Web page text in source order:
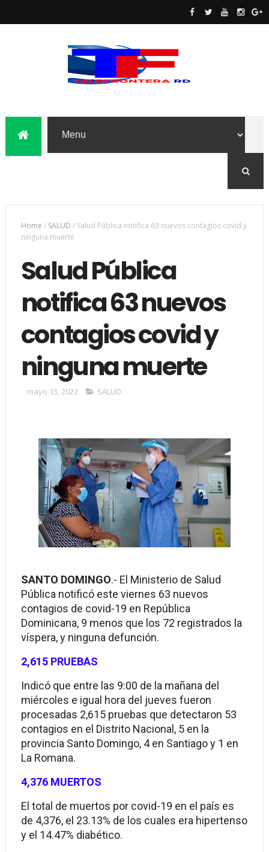
Home / SALUD / Salud Pública notifica 63 nuevos contagios covid y
ninguna muerte
Salud Pública
notifica 63 nuevos
contagios covid y
ninguna muerte
mayo 13, 2022 SALUD
SANTO DOMINGO.- El Ministerio de Salud
Pública notificó este viernes 63 nuevos
contagios de covid-19 en República
Dominicana, 9 menos que los 72 registrados la
víspera, y ninguna defunción.
2,615 PRUEBAS
Indicó que entre las 9:00 de la mañana del
miércoles e igual hora del jueves fueron
procesadas 2,615 pruebas que detectaron 53
contagios en el Distrito Nacional, 5 en la
provincia Santo Domingo, 4 en Santiago y 1 en
La Romana.
4,376 MUERTOS
El total de muertos por covid-19 en el país es
de 4,376, el 23.13% de los cuales era hipertenso
y el 14.47% diabético.